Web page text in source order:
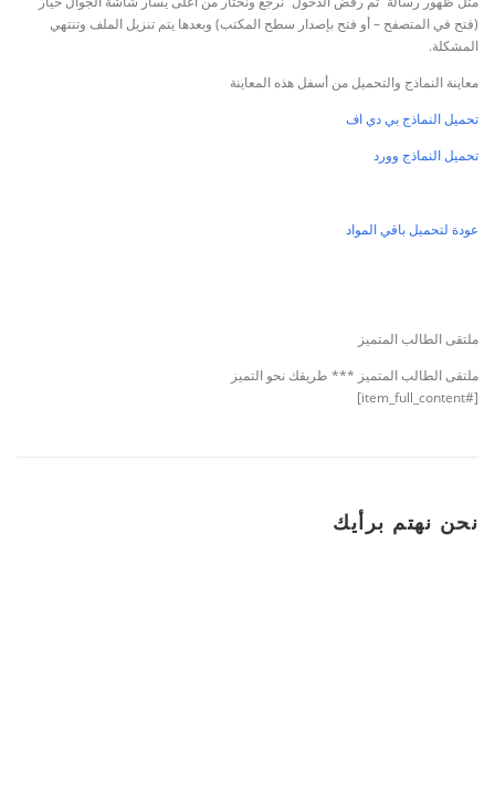
(فتح في المتصفح – أو فتح بإصدار سطح المكتب) وبعدها يتم تنزيل الملف وتنتهي
المشكلة.
معاينة النماذج والتحميل من أسفل هذه المعاينة
تحميل النماذج بي دي اف
تحميل النماذج وورد
عودة لتحميل باقي المواد
ملتقى الطالب المتميز
ملتقى الطالب المتميز *** طريقك نحو التميز
[#item_full_content]
نحن نهتم برأيك